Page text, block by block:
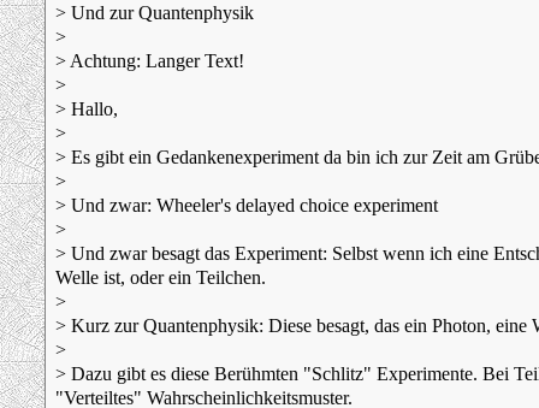
> Und zur Quantenphysik
>
> Achtung: Langer Text!
>
> Hallo,
>
> Es gibt ein Gedankenexperiment da bin ich zur Zeit am
>
> Und zwar: Wheeler's delayed choice experiment
>
> Und zwar besagt das Experiment: Selbst wenn ich eine
Welle ist, oder ein Teilchen.
>
> Kurz zur Quantenphysik: Diese besagt, das ein Photon, eine
>
> Dazu gibt es diese Berühmten "Schlitz" Experimente. Bei
"Verteiltes" Wahrscheinlichkeitsmuster.